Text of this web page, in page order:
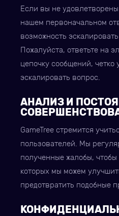
Если вы не
нашем первоначальном
возможность
Пожалуйста, ответьте на
цепочку сообщений, четко
эскалировать вопрос.
АНАЛИЗ И
GameTree стремится
пользователей. Мы
полученные жалобы,
которых мы можем
предотвратить подобные